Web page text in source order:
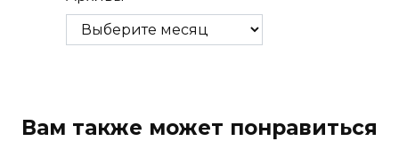
Вам также может понравиться